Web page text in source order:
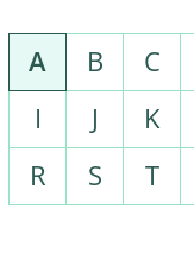
A B C
I
J K
R
S T